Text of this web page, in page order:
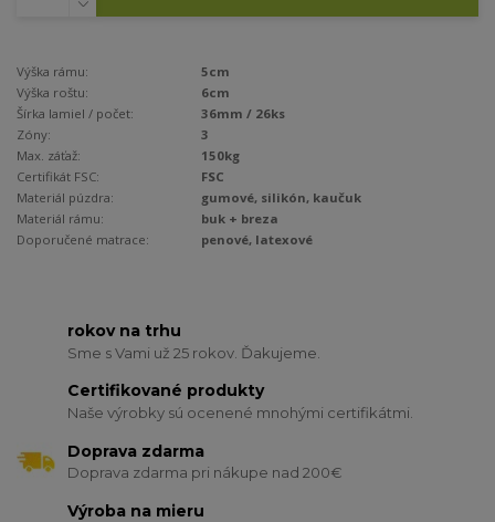
Výška rámu:
5cm
Výška roštu:
6cm
Šírka lamiel / počet:
36mm / 26ks
Zóny:
3
Max. záťaž:
150kg
Certifikát FSC:
FSC
Materiál púzdra:
gumové, silikón, kaučuk
Materiál rámu:
buk + breza
Doporučené matrace:
penové, latexové
rokov na trhu
Sme s Vami už 25 rokov. Ďakujeme.
Certifikované produkty
Naše výrobky sú ocenené mnohými certifikátmi.
Doprava zdarma
Doprava zdarma pri nákupe nad 200€
Výroba na mieru